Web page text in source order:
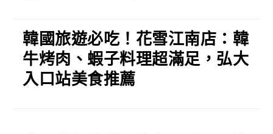
韓國旅遊必吃！花雪江南店：韓
牛烤肉、蝦子料理超滿足，弘大
入口站美食推薦